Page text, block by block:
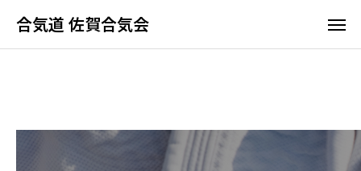
合気道 佐賀合気会
合気道 佐賀合気会
佐賀合気会の特長